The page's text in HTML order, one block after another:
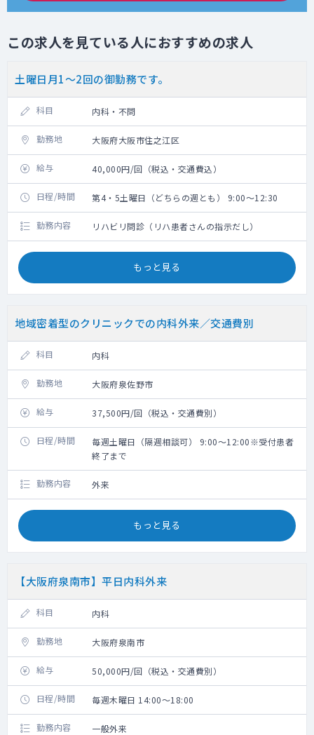
この求人を見ている人におすすめの求人
土曜日月1～2回の御勤務です。
科目 内科・不問
勤務地 大阪府大阪市住之江区
給与 40,000円/回（税込・交通費込）
日程/時間 第4・5土曜日（どちらの週とも） 9:00～12:30
勤務内容 リハビリ問診（リハ患者さんの指示だし）
もっと見る
地域密着型のクリニックでの内科外来／交通費別
科目 内科
勤務地 大阪府泉佐野市
給与 37,500円/回（税込・交通費別）
日程/時間
毎週土曜日（隔週相談可） 9:00～12:00※受付患者
終了まで
勤務内容 外来
もっと見る
【大阪府泉南市】平日内科外来
科目 内科
勤務地 大阪府泉南市
給与 50,000円/回（税込・交通費別）
日程/時間 毎週木曜日 14:00～18:00
勤務内容 一般外来